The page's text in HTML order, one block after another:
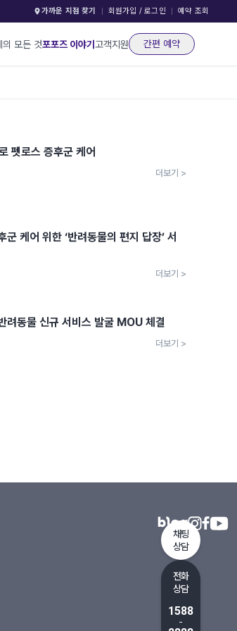
가까운 지점 찾기 회원가입 / 로그인 예약 조회
의 모든 것포포즈 이야기고객지원 간편 예약
펫로스 증후군 케어
더보기 >
군 케어 위한 ‘반려동물의 편지 답장’ 서
더보기 >
려동물 신규 서비스 발굴 MOU 체결
더보기 >
채팅
상담
전화
상담
1588
-